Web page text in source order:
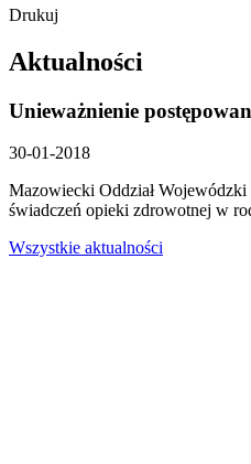
Drukuj
Aktualności
Unieważnienie
30-01-2018
Mazowiecki Oddział
świadczeń opieki zdrowotnej w
Wszystkie aktualności